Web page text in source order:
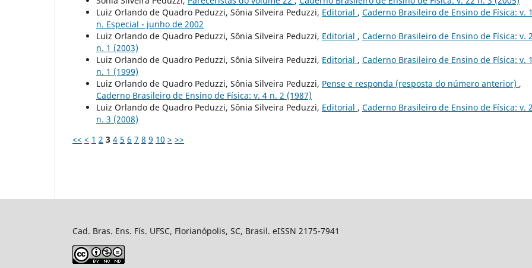
Luiz Orlando de Quadro Peduzzi, Sônia Silveira Peduzzi, Editorial , Caderno Brasileiro de Ensino de Física: v.
n. Especial - junho de 2002
Luiz Orlando de Quadro Peduzzi, Sônia Silveira Peduzzi, Editorial , Caderno Brasileiro de Ensino de Física: v.
n. 1 (2003)
Luiz Orlando de Quadro Peduzzi, Sônia Silveira Peduzzi, Editorial , Caderno Brasileiro de Ensino de Física: v.
n. 1 (1999)
Luiz Orlando de Quadro Peduzzi, Sônia Silveira Peduzzi, Pense e responda (resposta do número anterior) ,
Caderno Brasileiro de Ensino de Física: v. 4 n. 2 (1987)
Luiz Orlando de Quadro Peduzzi, Sônia Silveira Peduzzi, Editorial , Caderno Brasileiro de Ensino de Física: v.
n. 3 (2008)
<< < 1 2 3 4 5 6 7 8 9 10 > >>
Cad. Bras. Ens. Fís. UFSC, Florianópolis, SC, Brasil. eISSN 2175-7941